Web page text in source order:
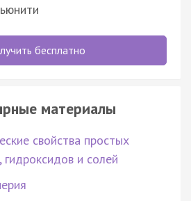
бесплатно
материалы
свойства простых
и солей